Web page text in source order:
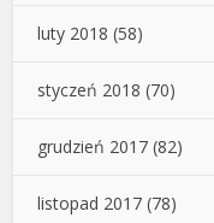
luty 2018 (58)
styczeń 2018 (70)
grudzień 2017 (82)
listopad 2017 (78)